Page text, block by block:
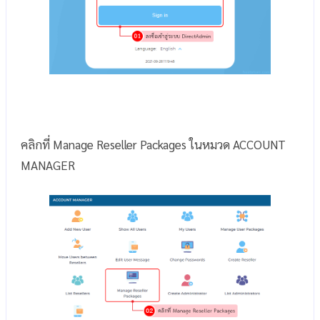
คลิกที่ Manage Reseller Packages ในหมวด ACCOUNT
MANAGER